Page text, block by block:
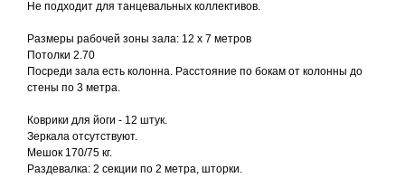
Не подходит для танцевальных коллективов.
Размеры рабочей зоны зала: 12 х 7 метров
Потолки 2.70
Посреди зала есть колонна. Расстояние по бокам от колонны до
стены по 3 метра.
Коврики для йоги - 12 штук.
Зеркала отсутствуют.
Мешок 170/75 кг.
Раздевалка: 2 секции по 2 метра, шторки.